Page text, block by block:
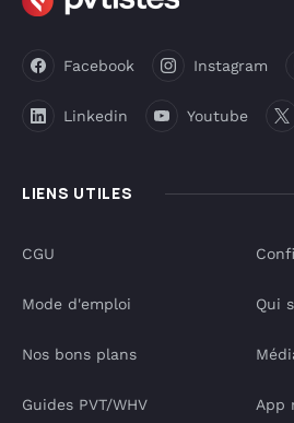
LIENS UTILES
Facebook Instagram
Linkedin Youtube
CGU
Mode d'emploi
Nos bons plans
Guides PVT/WHV
Qui
App